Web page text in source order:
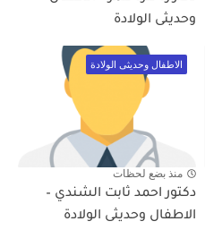
وحديثى الولادة
الاطفال وحديثى الولادة
منذ بضع لحظات
دكتور احمد ثابت الشندي –
الاطفال وحديثى الولادة